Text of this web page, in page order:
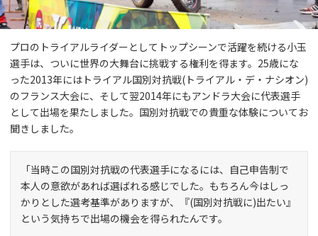
プロのトライアルライダーとしてトップシーンで活躍を続ける小玉
選手は、ついに世界の大舞台に挑戦する権利を得ます。25歳にな
った2013年にはトライアル国別対抗戦(トライアル・デ・ナシオン)
のフランス大会に、そして翌2014年にもアンドラ大会に代表選手
として出場を果たしました。国別対抗戦での貴重な体験についてお
聞きしました。
「当時この国別対抗戦の代表選手になるには、自己申告制で
本人の意欲があれば選ばれる感じでした。もちろん今はしっ
かりとした選考基準がありますが、『(国別対抗戦に)出たい』
という気持ちで出場の機会を得られたんです。